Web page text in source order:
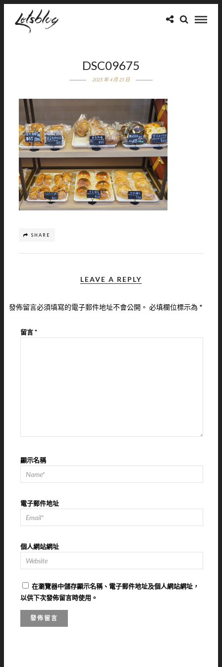
DSC09675
2025 年 4 月 23 日
SHARE
LEAVE A REPLY
發佈留言必須填寫的電子郵件地址不會公開。 必填欄位標示為 *
留言*
顯示名稱
電子郵件地址
個人網站網址
在瀏覽器中儲存顯示名稱、電子郵件地址及個人網站網址，
以供下次發佈留言時使用。